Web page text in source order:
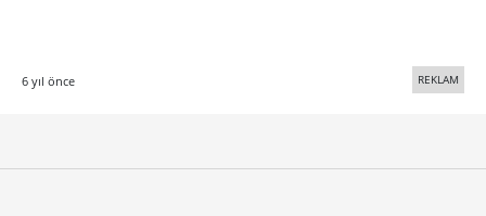
6 yıl önce REKLAM